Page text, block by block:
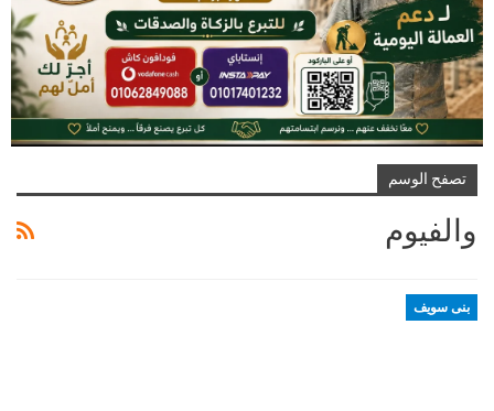
تصفح الوسم
والفيوم
بنى سويف